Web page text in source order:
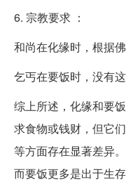
6. 宗教要求 ：
和尚在化缘时，根据
乞丐在要饭时，没有这
综上所述，化缘和要
求食物或钱财，但它
等方面存在显著差异
而要饭更多是出于生